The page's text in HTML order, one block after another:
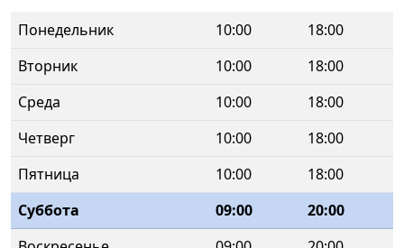
Понедельник 10:00
18:00
Вторник
10:00
18:00
Среда
10:00
18:00
Четверг
10:00
18:00
Пятница
10:00
18:00
Суббота
09:00
20:00